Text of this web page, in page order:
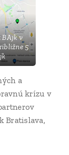
BAjk v
5
a
krízu v
Bratislava,